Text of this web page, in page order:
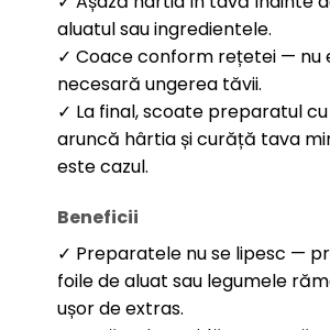
aluatul sau ingredientele.
✓ Coace conform rețetei — nu
necesară ungerea tăvii.
✓ La final, scoate preparatul
aruncă hârtia și curăță tava
este cazul.
Beneficii
✓ Preparatele nu se lipesc —
foile de aluat sau legumele
ușor de extras.